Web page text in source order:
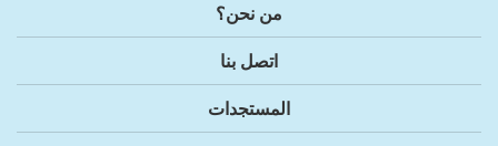
من نحن؟
اتصل بنا
المستجدات